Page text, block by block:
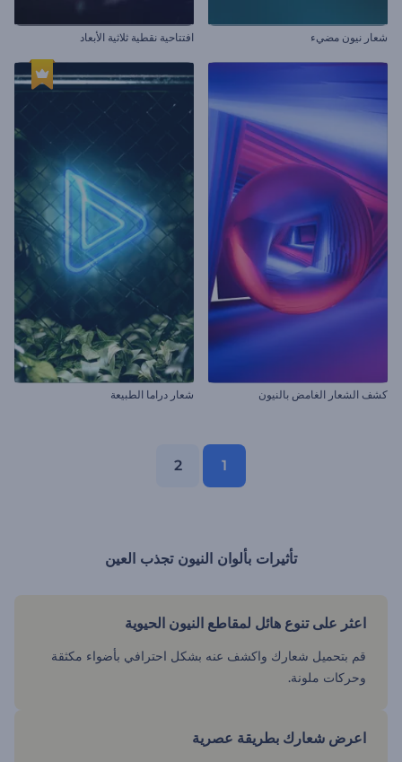
شعار نيون مضيء افتتاحية نقطية ثلاثية الأبعاد
كشف الشعار الغامض بالنيون شعار دراما الطبيعة
1
2
تأثيرات بألوان النيون تجذب العين
اعثر على تنوع هائل لمقاطع النيون الحيوية
قم بتحميل شعارك واكشف عنه بشكل احترافي بأضواء مكثقة
وحركات ملونة.
اعرض شعارك بطريقة عصرية